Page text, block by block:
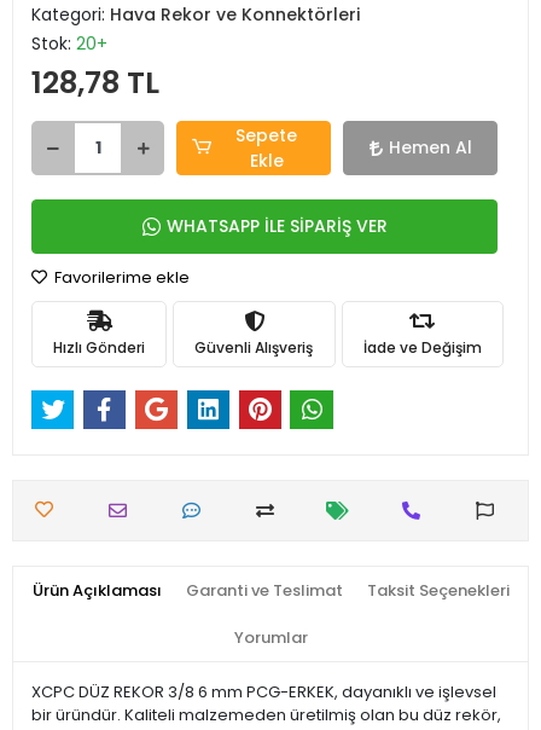
Kategori: Hava Rekor ve Konnektörleri
Stok: 20+
128,78 TL
Sepete
Ekle
Hemen Al
WHATSAPP İLE SİPARİŞ VER
Favorilerime ekle
Hızlı Gönderi Güvenli Alışveriş İade ve Değişim
Ürün Açıklaması Garanti ve Teslimat Taksit Seçenekleri
Yorumlar
XCPC DÜZ REKOR 3/8 6 mm PCG-ERKEK, dayanıklı ve işlevsel
bir üründür. Kaliteli malzemeden üretilmiş olan bu düz rekör,